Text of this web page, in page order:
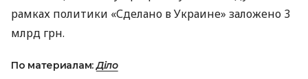
рамках политики «Сделано в Украине» заложено 3
млрд грн.
По материалам:Діло